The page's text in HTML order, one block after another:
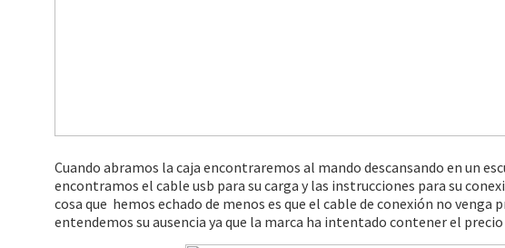
Cuando abramos la caja encontraremos al mando descansando en un
encontramos el cable usb para su carga y las instrucciones para su
cosa que hemos echado de menos es que el cable de conexión no
entendemos su ausencia ya que la marca ha intentado contener el